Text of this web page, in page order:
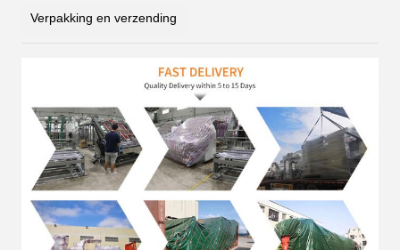
Verpakking en verzending